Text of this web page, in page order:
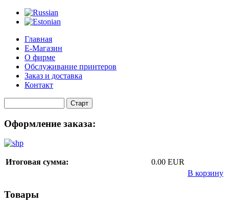
Главная
Е-Магазин
О фирме
Обслуживание принтеров
Заказ и доставка
Контакт
Оформление заказа:
Итоговая сумма:
0.00 EUR
В корзину
Товары